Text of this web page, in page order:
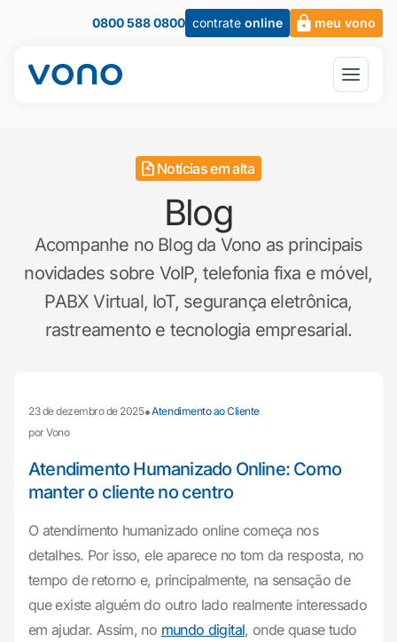
0800 588 0800 contrate online meu vono
Notícias em alta
Blog
Acompanhe no Blog da Vono as principais
novidades sobre VoIP, telefonia fixa e móvel,
PABX Virtual, IoT, segurança eletrônica,
rastreamento e tecnologia empresarial.
23 de dezembro de 2025•Atendimento ao Cliente
por Vono
Atendimento Humanizado Online: Como
manter o cliente no centro
O atendimento humanizado online começa nos
detalhes. Por isso, ele aparece no tom da resposta, no
tempo de retorno e, principalmente, na sensação de
que existe alguém do outro lado realmente interessado
em ajudar. Assim, no mundo digital, onde quase tudo